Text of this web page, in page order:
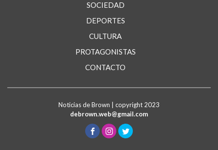
SOCIEDAD
DEPORTES
CULTURA
PROTAGONISTAS
CONTACTO
Noticias de Brown | copyright 2023
debrown.web@gmail.com